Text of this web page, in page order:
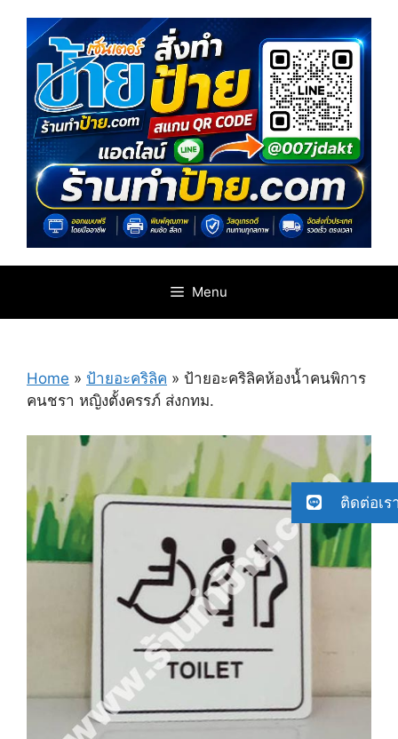
content
Menu
Home » ป้ายอะคริลิค » ป้ายอะคริลิคห้องน้ำคนพิการ
คนชรา ​หญิงตั้งครรภ์ ส่ง​กทม.
ติดต่อเร